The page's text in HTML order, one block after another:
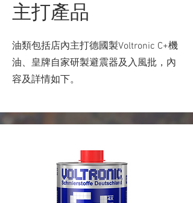
主打產品
油類包括店內主打德國製Voltronic C+機
油、皇牌自家研製避震器及入風批，內
容及詳情如下。